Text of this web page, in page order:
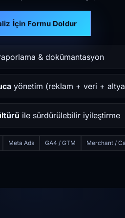
İçin Formu Doldur
& dokümantasyon
yönetim (reklam + veri +
ile sürdürülebilir iyileştirme
Meta Ads GA4 / GTM Merchant /